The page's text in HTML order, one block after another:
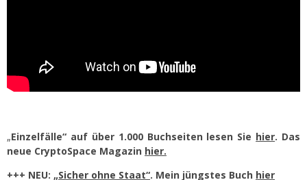
„Einzelfälle“ auf über 1.000 Buchseiten lesen Sie hier. Das
neue CryptoSpace Magazin hier.
+++ NEU: „Sicher ohne Staat“. Mein jüngstes Buch hier